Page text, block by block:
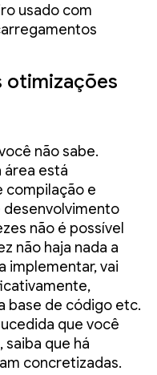
usado com
otimizações
não sabe.
área está
compilação e
não é possível
não haja nada a
implementar, vai
base de código etc.
que você
que há
concretizadas.